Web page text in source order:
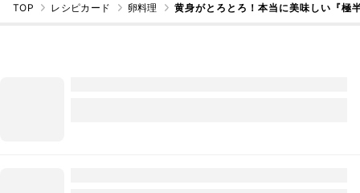
TOP レシピカード 卵料理 黄身がとろとろ！本当に美味しい『極